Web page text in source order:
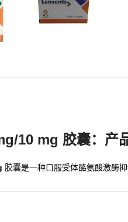
10 mg 胶囊：产
胶囊是一种口服受体酪氨酸激酶